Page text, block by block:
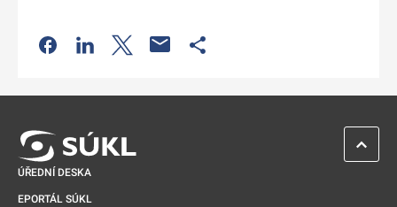
Odkaz se otevře na nové kartě
Odkaz se otevře na nové kartě
Odkaz se otevře na nové kartě
ÚŘEDNÍ DESKA
EPORTÁL SÚKL
ZPĚT